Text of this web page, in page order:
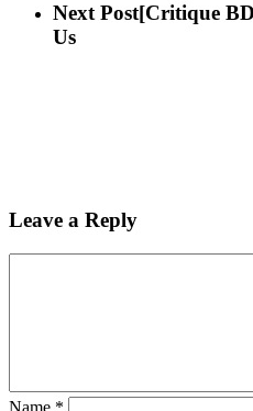
Next Post[Critique
Us
Leave a Reply
Name *